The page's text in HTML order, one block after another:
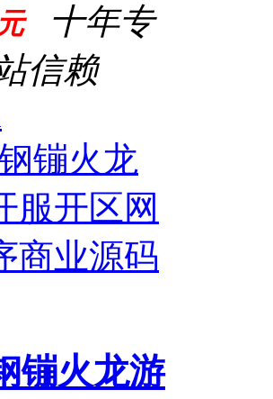
十年专
信赖
镚火龙游